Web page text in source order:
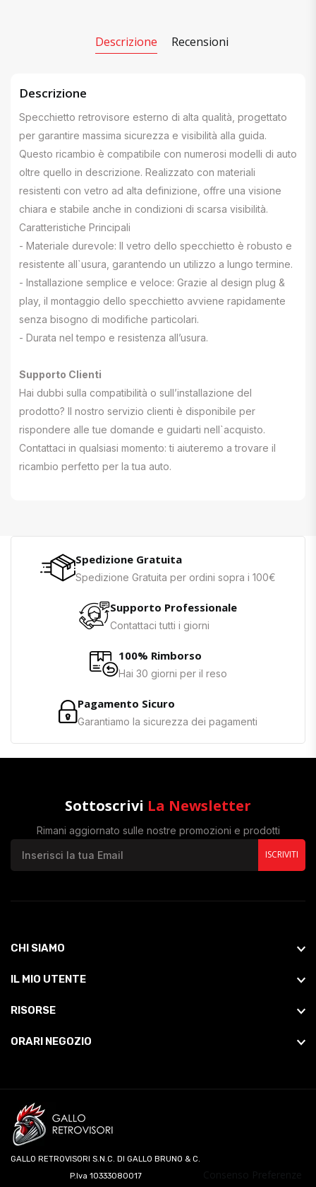
Descrizione Recensioni
Descrizione
Specchietto retrovisore esterno di alta qualità, progettato
per garantire massima sicurezza e visibilità alla guida.
Questo ricambio è compatibile con numerosi modelli di auto
oltre quello in descrizione. Realizzato con materiali
resistenti con vetro ad alta definizione, offre una visione
chiara e stabile anche in condizioni di scarsa visibilità.
Caratteristiche Principali
- Materiale durevole: Il vetro dello specchietto è robusto e
resistente all`usura, garantendo un utilizzo a lungo termine.
- Installazione semplice e veloce: Grazie al design plug &
play, il montaggio dello specchietto avviene rapidamente
senza bisogno di modifiche particolari.
- Durata nel tempo e resistenza all’usura.
Supporto Clienti
Hai dubbi sulla compatibilità o sull’installazione del
prodotto? Il nostro servizio clienti è disponibile per
rispondere alle tue domande e guidarti nell`acquisto.
Contattaci in qualsiasi momento: ti aiuteremo a trovare il
ricambio perfetto per la tua auto.
Spedizione Gratuita
Spedizione Gratuita per ordini sopra i 100€
Supporto Professionale
Contattaci tutti i giorni
100% Rimborso
Hai 30 giorni per il reso
Pagamento Sicuro
Garantiamo la sicurezza dei pagamenti
Sottoscrivi La Newsletter
Rimani aggiornato sulle nostre promozioni e prodotti
ISCRIVITI
CHI SIAMO
IL MIO UTENTE
RISORSE
ORARI NEGOZIO
GALLO RETROVISORI S.N.C. DI GALLO BRUNO & C.
P.Iva 10333080017